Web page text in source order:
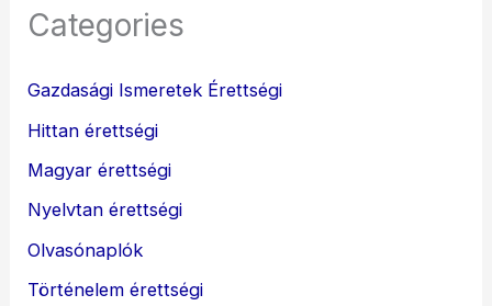
Categories
Gazdasági Ismeretek Érettségi
Hittan érettségi
Magyar érettségi
Nyelvtan érettségi
Olvasónaplók
Történelem érettségi